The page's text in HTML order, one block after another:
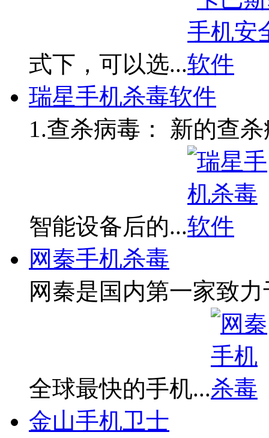
式下，可以选...
瑞星手机杀毒软件
1.查杀病毒： 新的查
智能设备后的...
网秦手机杀毒
网秦是国内第一家致
全球最快的手机...
金山手机卫士